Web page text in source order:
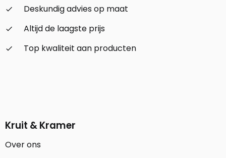
check_small
Deskundig advies op maat
check_small
Altijd de laagste prijs
check_small
Top kwaliteit aan producten
Kruit & Kramer
Over ons